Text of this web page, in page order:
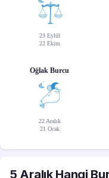
23 Eylül
22 Ekim
Oğlak Burcu
22 Aralık
21 Ocak
5 Aralık Hangi